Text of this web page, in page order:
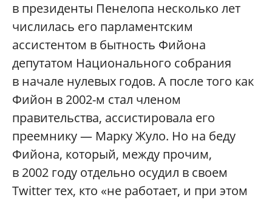
в президенты Пенелопа несколько лет
числилась его парламентским
ассистентом в бытность Фийона
депутатом Национального собрания
в начале нулевых годов. А после того как
Фийон в 2002-м стал членом
правительства, ассистировала его
преемнику — Марку Жуло. Но на беду
Фийона, который, между прочим,
в 2002 году отдельно осудил в своем
Twitter тех, кто «не работает, и при этом